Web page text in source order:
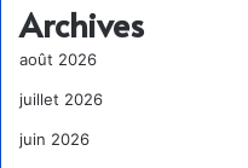
Archives
août 2026
juillet 2026
juin 2026